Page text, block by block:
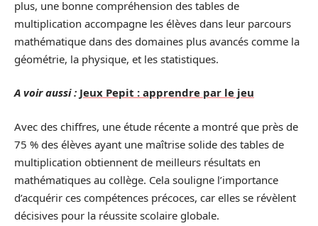
plus, une bonne compréhension des tables de
multiplication accompagne les élèves dans leur parcours
mathématique dans des domaines plus avancés comme la
géométrie, la physique, et les statistiques.
A voir aussi : Jeux Pepit : apprendre par le jeu
Avec des chiffres, une étude récente a montré que près de
75 % des élèves ayant une maîtrise solide des tables de
multiplication obtiennent de meilleurs résultats en
mathématiques au collège. Cela souligne l’importance
d’acquérir ces compétences précoces, car elles se révèlent
décisives pour la réussite scolaire globale.